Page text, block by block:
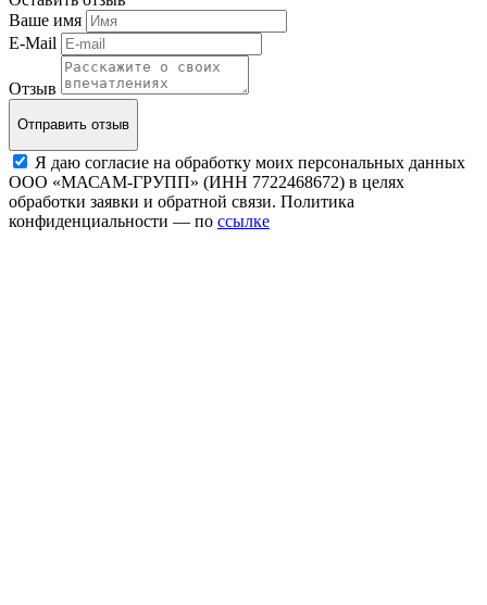
Ваше имя
E-Mail
Отзыв
Отправить отзыв
Я даю согласие на обработку моих персональных данных
ООО «МАСАМ-ГРУПП» (ИНН 7722468672) в целях
обработки заявки и обратной связи. Политика
конфиденциальности — по ссылке